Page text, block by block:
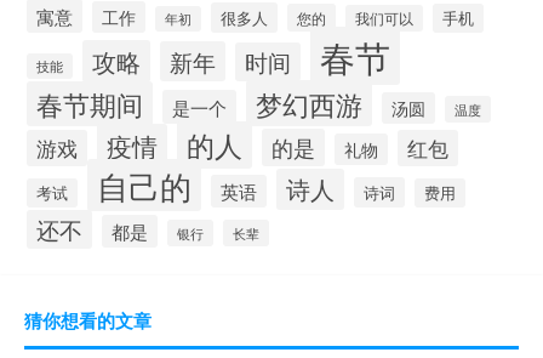
寓意 工作 年初 很多人 您的 我们可以 手机
技能 攻略 新年 时间 春节
春节期间 是一个 梦幻西游 汤圆 温度
游戏 疫情 的人 的是 礼物 红包
考试 自己的 英语 诗人 诗词 费用
还不 都是 银行 长辈
猜你想看的文章